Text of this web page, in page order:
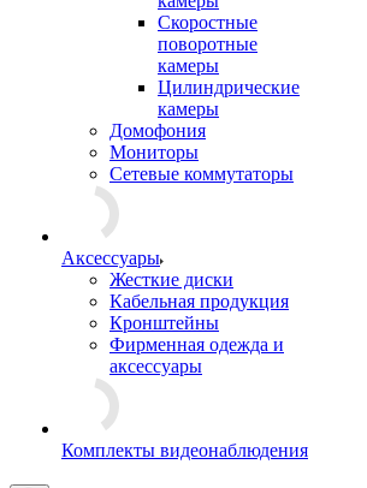
Скоростные
поворотные
камеры
Цилиндрические
камеры
Домофония
Мониторы
Сетевые коммутаторы
Аксессуары
Жесткие диски
Кабельная продукция
Кронштейны
Фирменная одежда и
аксессуары
Комплекты видеонаблюдения